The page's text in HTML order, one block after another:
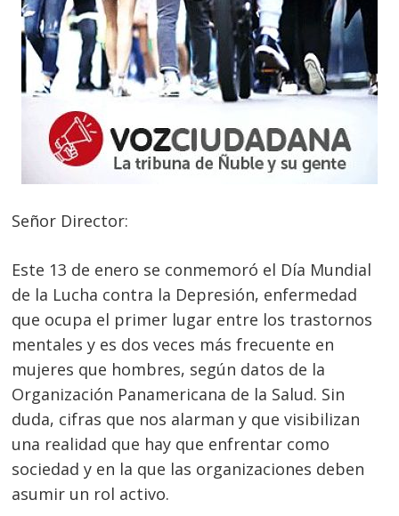
Señor Director:
Este 13 de enero se conmemoró el Día Mundial
de la Lucha contra la Depresión, enfermedad
que ocupa el primer lugar entre los trastornos
mentales y es dos veces más frecuente en
mujeres que hombres, según datos de la
Organización Panamericana de la Salud. Sin
duda, cifras que nos alarman y que visibilizan
una realidad que hay que enfrentar como
sociedad y en la que las organizaciones deben
asumir un rol activo.